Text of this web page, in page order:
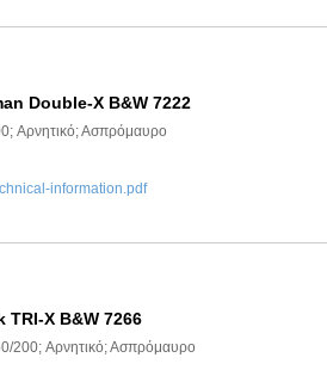
Double-X B&W 7222
Αρνητικό; Ασπρόμαυρο
information.pdf
TRI-X B&W 7266
200; Αρνητικό; Ασπρόμαυρο